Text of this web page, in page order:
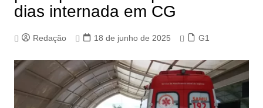
dias internada em CG
Redação 18 de junho de 2025 G1